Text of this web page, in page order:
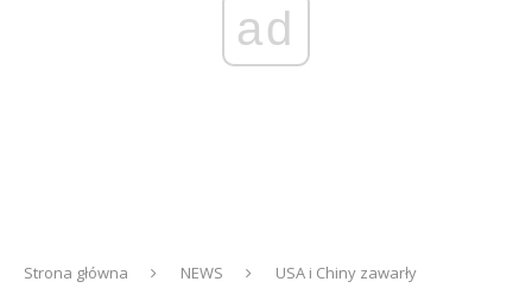
ad
Strona główna NEWS
USA i Chiny zawarły